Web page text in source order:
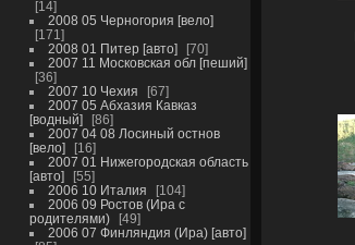
14
2008 05 Черногория [вело]
171
2008 01 Питер [авто]
70
2007 11 Московская обл [пеший]
36
2007 10 Чехия
67
2007 05 Абхазия Кавказ
[водный]
86
2007 04 08 Лосиный остнов
[вело]
16
2007 01 Нижегородская область
[авто]
55
2006 10 Италия
104
2006 09 Ростов (Ира с
родителями)
49
2006 07 Финляндия (Ира) [авто]